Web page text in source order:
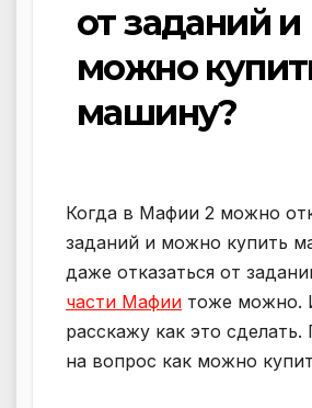
от заданий и
можно
машину?
Когда в Мафии 2 можно
заданий и можно купить
даже отказаться от
части Мафии тоже можно.
расскажу как это
на вопрос как можно